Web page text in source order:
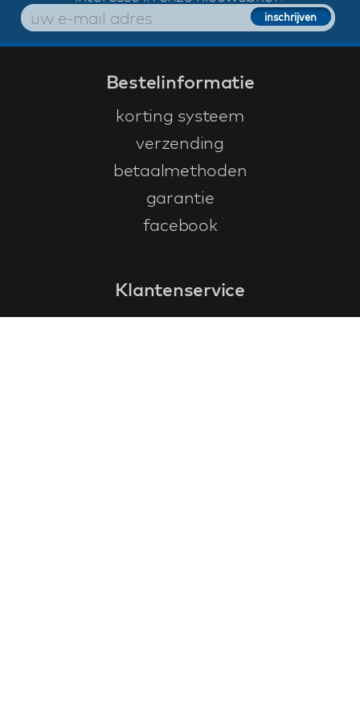
Bestelinformatie
korting systeem
verzending
betaalmethoden
garantie
facebook
Klantenservice
faq